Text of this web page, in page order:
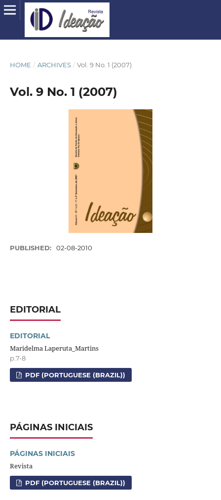
HOME / ARCHIVES / Vol. 9 No. 1 (2007)
Vol. 9 No. 1 (2007)
PUBLISHED: 02-08-2010
EDITORIAL
EDITORIAL
Maridelma Laperuta_Martins
p.7-8
PDF (PORTUGUESE (BRAZIL))
PÁGINAS INICIAIS
PÁGINAS INICIAIS
Revista
PDF (PORTUGUESE (BRAZIL))